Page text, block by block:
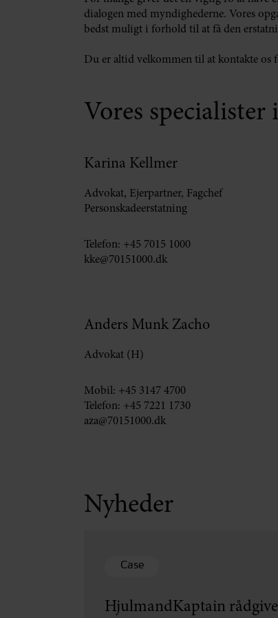
dialogen med myndighederne. Vores
bedst muligt i forhold til at få den
Du er altid velkommen til at kontakte os
Vores
Karina Kellmer
Advokat, Ejerpartner, Fagchef
Personskadeerstatning
Telefon: +45 7015 1000
kke@70151000.dk
Anders Munk Zacho
Advokat (H)
Mobil: +45 3147 4700
Telefon: +45 7221 1730
aza@70151000.dk
Nyheder
Case
HjulmandKaptain